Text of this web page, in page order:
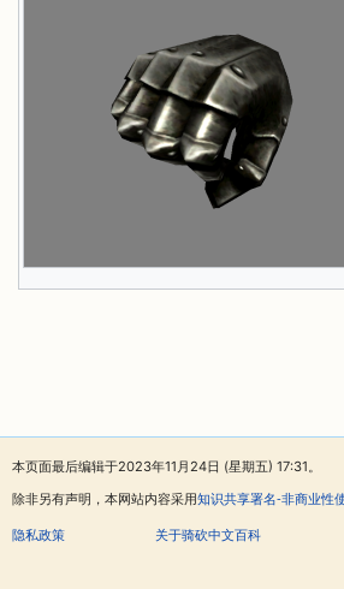
本页面最后编辑于2023年11月24日 (星期五) 17:31。
除非另有声明，本网站内容采用知识共享署名-非商业性
隐私政策 关于骑砍中文百科